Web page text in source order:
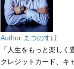
Author:まつのすけ
「人生をもっと楽しく
クレジットカード、キ